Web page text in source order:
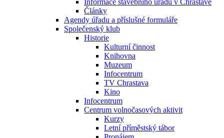
Informace stavebního úřadu v Chrastavě
Články
Agendy úřadu a příslušné formuláře
Společenský klub
Historie
Kulturní činnost
Knihovna
Muzeum
Infocentrum
TV Chrastava
Kino
Infocentrum
Centrum volnočasových aktivit
Kurzy
Letní příměstský tábor